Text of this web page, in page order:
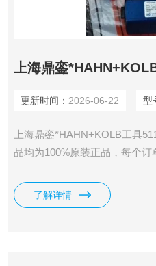
上海鼎銮
更新时间： 2026-06-22 型
上海鼎銮*HAHN+KOLB工具
品均为100%原装正品，每个
方式：30%预付款，货到上海
客户*次合作在资金允许条件下
了解详情